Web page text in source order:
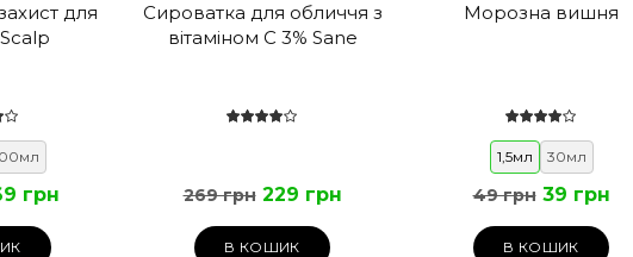
для
грн
Сироватка для обличчя з
вітаміном С 3% Sane
269 грн 229 грн
В КОШИК
Морозна вишня
1,5мл 30мл
49 грн 39 грн
В КОШИК